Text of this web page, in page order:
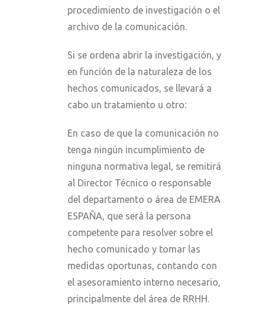
procedimiento de investigación o el
archivo de la comunicación.
Si se ordena abrir la investigación, y
en función de la naturaleza de los
hechos comunicados, se llevará a
cabo un tratamiento u otro:
En caso de que la comunicación no
tenga ningún incumplimiento de
ninguna normativa legal, se remitirá
al Director Técnico o responsable
del departamento o área de EMERA
ESPAÑA, que será la persona
competente para resolver sobre el
hecho comunicado y tomar las
medidas oportunas, contando con
el asesoramiento interno necesario,
principalmente del área de RRHH.